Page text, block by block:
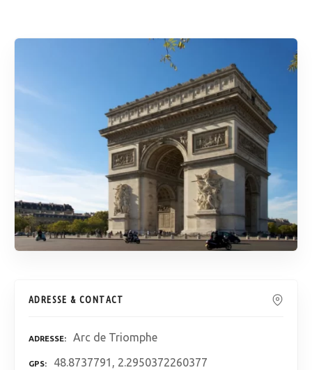
ADRESSE & CONTACT
ADRESSE Arc de Triomphe
GPS 48.8737791, 2.2950372260377